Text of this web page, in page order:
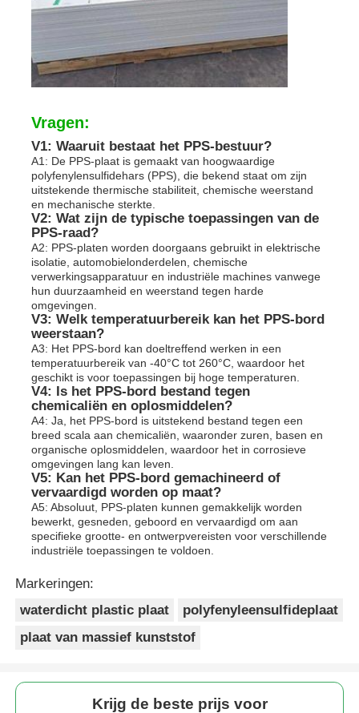
Vragen:
V1: Waaruit bestaat het PPS-bestuur?
A1: De PPS-plaat is gemaakt van hoogwaardige
polyfenylensulfidehars (PPS), die bekend staat om zijn
uitstekende thermische stabiliteit, chemische weerstand
en mechanische sterkte.
V2: Wat zijn de typische toepassingen van de
PPS-raad?
A2: PPS-platen worden doorgaans gebruikt in elektrische
isolatie, automobielonderdelen, chemische
verwerkingsapparatuur en industriële machines vanwege
hun duurzaamheid en weerstand tegen harde
omgevingen.
V3: Welk temperatuurbereik kan het PPS-bord
weerstaan?
A3: Het PPS-bord kan doeltreffend werken in een
temperatuurbereik van -40°C tot 260°C, waardoor het
geschikt is voor toepassingen bij hoge temperaturen.
V4: Is het PPS-bord bestand tegen
chemicaliën en oplosmiddelen?
A4: Ja, het PPS-bord is uitstekend bestand tegen een
breed scala aan chemicaliën, waaronder zuren, basen en
organische oplosmiddelen, waardoor het in corrosieve
omgevingen lang kan leven.
V5: Kan het PPS-bord gemachineerd of
vervaardigd worden op maat?
A5: Absoluut, PPS-platen kunnen gemakkelijk worden
bewerkt, gesneden, geboord en vervaardigd om aan
specifieke grootte- en ontwerpvereisten voor verschillende
industriële toepassingen te voldoen.
Markeringen:
waterdicht plastic plaat
polyfenyleensulfideplaat
plaat van massief kunststof
Krijg de beste prijs voor